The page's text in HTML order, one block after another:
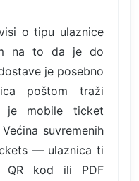
o tipu ulaznice
na to da je do
je posebno
poštom traži
je mobile ticket
suvremenih
— ulaznica ti
QR kod ili PDF